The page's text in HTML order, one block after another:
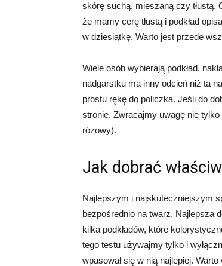
skórę suchą, mieszaną czy tłustą.
że mamy cerę tłustą i podkład
w dziesiątkę. Warto jest przede
Wiele osób wybierają podkład,
nadgarstku ma inny odcień niż ta
prostu rękę do policzka. Jeśli do
stronie. Zwracajmy uwagę nie tylko
różowy).
Jak dobrać
Najlepszym i najskuteczniejszym
bezpośrednio na twarz. Najlepsza
kilka podkładów, które
tego testu używajmy tylko i
wpasował się w nią najlepiej.